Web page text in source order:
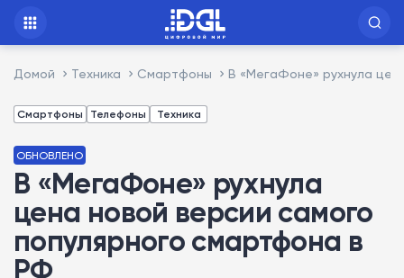
Домой Техника Смартфоны В «МегаФоне» рухнула
Смартфоны Телефоны Техника
ОБНОВЛЕНО
В «МегаФоне» рухнула
цена новой версии самого
популярного смартфона в
РФ